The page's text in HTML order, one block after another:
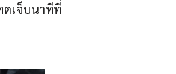
ดเจ็บนาทีที่